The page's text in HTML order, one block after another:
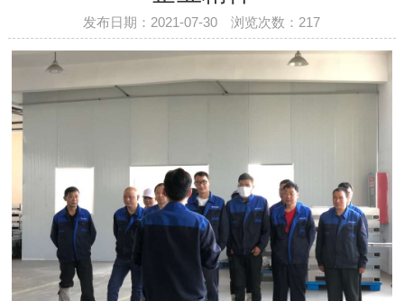
发布日期：2021-07-30 浏览次数： 217